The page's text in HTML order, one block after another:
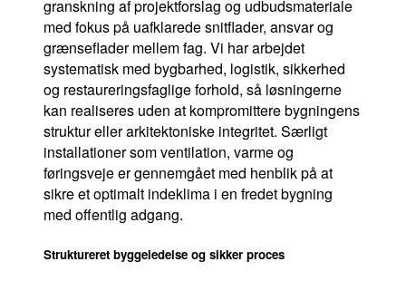
granskning af projektforslag og udbudsmateriale
med fokus på uafklarede snitflader, ansvar og
grænseflader mellem fag. Vi har arbejdet
systematisk med bygbarhed, logistik, sikkerhed
og restaureringsfaglige forhold, så løsningerne
kan realiseres uden at kompromittere bygningens
struktur eller arkitektoniske integritet. Særligt
installationer som ventilation, varme og
føringsveje er gennemgået med henblik på at
sikre et optimalt indeklima i en fredet bygning
med offentlig adgang.
Struktureret byggeledelse og sikker proces